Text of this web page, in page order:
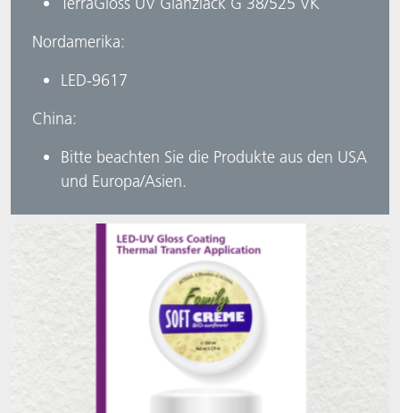
Nordamerika: ​
LED-9617​
China: ​
Bitte beachten Sie die Produkte aus den USA
und Europa/Asien.​